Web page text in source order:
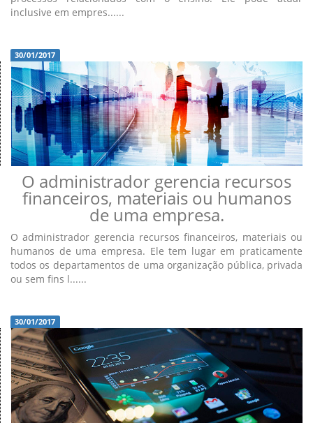
inclusive em empres......
30/01/2017
O administrador gerencia recursos
financeiros, materiais ou humanos
de uma empresa.
O administrador gerencia recursos financeiros, materiais ou
humanos de uma empresa. Ele tem lugar em praticamente
todos os departamentos de uma organização pública, privada
ou sem fins l......
30/01/2017